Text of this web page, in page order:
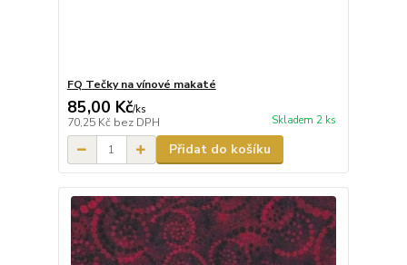
FQ Tečky na vínové makaté
85,00 Kč/ks
70,25 Kč bez DPH Skladem 2 ks
Přidat do košíku